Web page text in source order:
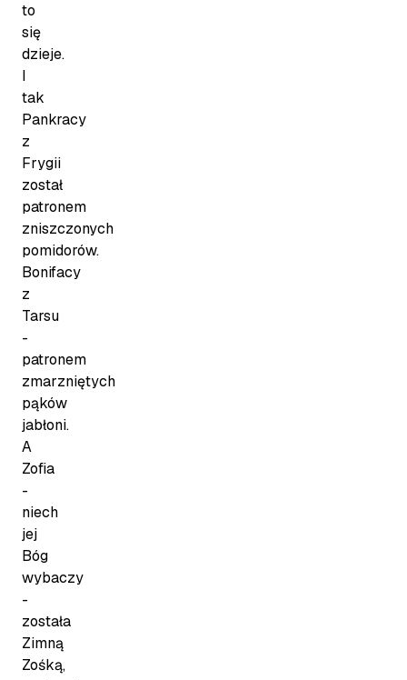
to
się
dzieje.
I
tak
Pankracy
z
Frygii
został
patronem
zniszczonych
pomidorów.
Bonifacy
z
Tarsu
-
patronem
zmarzniętych
pąków
jabłoni.
A
Zofia
-
niech
jej
Bóg
wybaczy
-
została
Zimną
Zośką,